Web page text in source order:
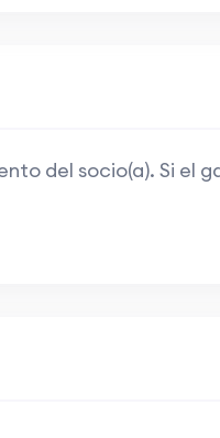
del socio(a). Si el